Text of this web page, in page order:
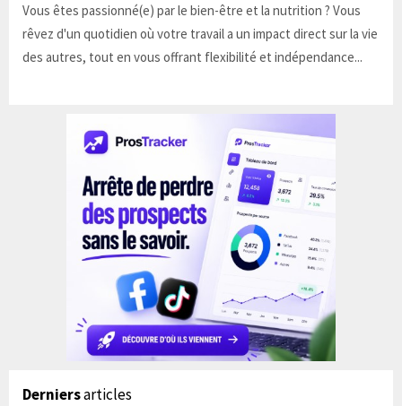
Vous êtes passionné(e) par le bien-être et la nutrition ? Vous
rêvez d'un quotidien où votre travail a un impact direct sur la vie
des autres, tout en vous offrant flexibilité et indépendance...
Derniersarticles